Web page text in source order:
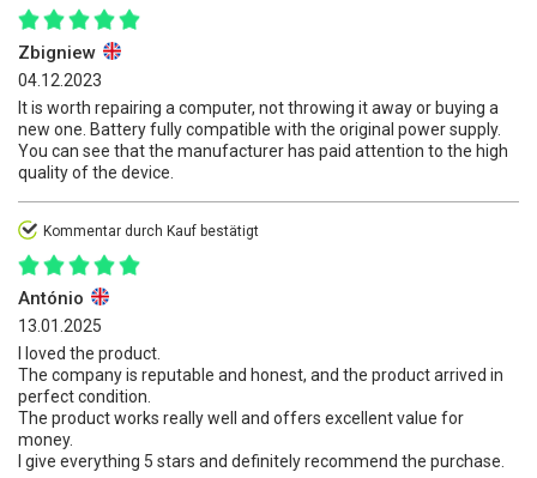
Zbigniew
04.12.2023
It is worth repairing a computer, not throwing it away or buying a
new one. Battery fully compatible with the original power supply.
You can see that the manufacturer has paid attention to the high
quality of the device.
Kommentar durch Kauf bestätigt
António
13.01.2025
I loved the product.
The company is reputable and honest, and the product arrived in
perfect condition.
The product works really well and offers excellent value for
money.
I give everything 5 stars and definitely recommend the purchase.